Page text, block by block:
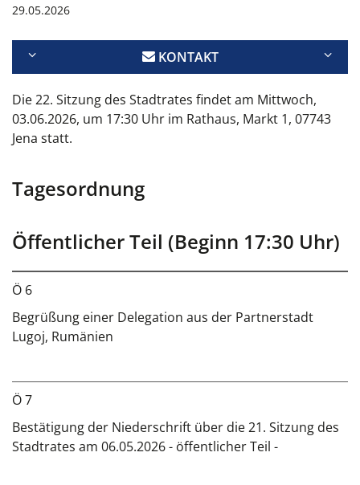
29.05.2026
KONTAKT
Die 22. Sitzung des Stadtrates findet am Mittwoch,
03.06.2026, um 17:30 Uhr im Rathaus, Markt 1, 07743
Jena statt.
Tagesordnung
Öffentlicher Teil (Beginn 17:30 Uhr)
Ö 6
Begrüßung einer Delegation aus der Partnerstadt
Lugoj, Rumänien
Ö 7
Bestätigung der Niederschrift über die 21. Sitzung des
Stadtrates am 06.05.2026 - öffentlicher Teil -